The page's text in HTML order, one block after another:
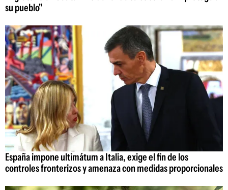
su pueblo"
España impone ultimátum a Italia, exige el fin de los
controles fronterizos y amenaza con medidas proporcionales